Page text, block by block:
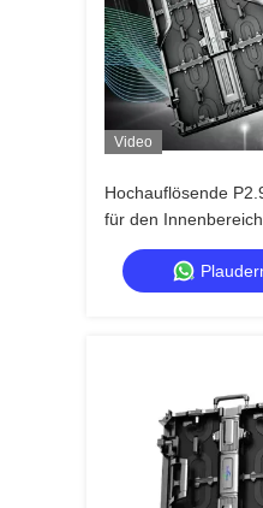
Video
Hochauflösende
für den
Pixelabstand, 3840
Helligkeit